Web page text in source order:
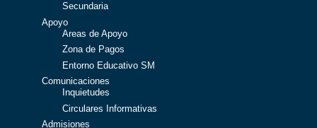
Secundaria
Apoyo
Areas de Apoyo
Zona de Pagos
Entorno Educativo SM
Comunicaciones
Inquietudes
Circulares Informativas
Admisiones